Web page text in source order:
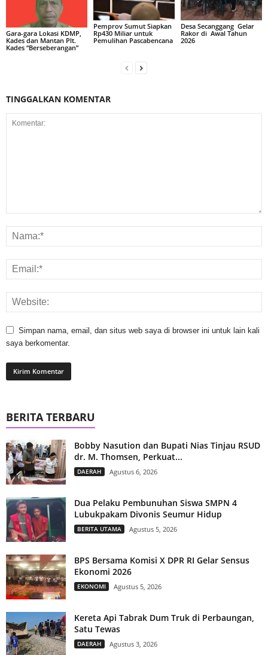
Gara-gara Lokasi KDMP,
Kades dan Mantan Plt.
Kades “Berseberangan”
Pemprov Sumut Siapkan
Rp430 Miliar untuk
Pemulihan Pascabencana
Desa Secanggang Gelar
Rakor di Awal Tahun
2026
TINGGALKAN KOMENTAR
Simpan nama, email, dan situs web saya di browser ini untuk lain kali
saya berkomentar.
BERITA TERBARU
Bobby Nasution dan Bupati Nias Tinjau RSUD
dr. M. Thomsen, Perkuat...
DAERAH Agustus 6, 2026
Dua Pelaku Pembunuhan Siswa SMPN 4
Lubukpakam Divonis Seumur Hidup
BERITA UTAMA Agustus 5, 2026
BPS Bersama Komisi X DPR RI Gelar Sensus
Ekonomi 2026
EKONOMI Agustus 5, 2026
Kereta Api Tabrak Dum Truk di Perbaungan,
Satu Tewas
DAERAH Agustus 3, 2026